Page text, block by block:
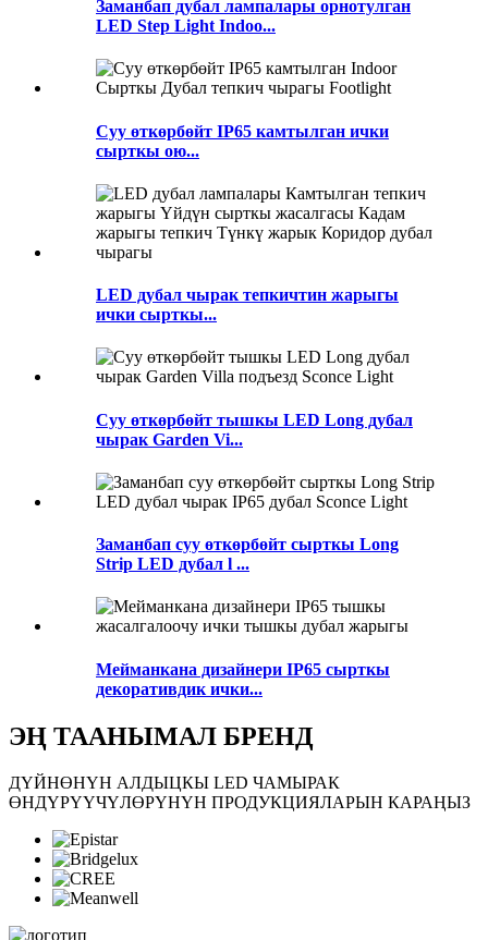
Заманбап дубал лампалары орнотулган
LED Step Light Indoo...
Суу өткөрбөйт IP65 камтылган ички
сырткы ою...
LED дубал чырак тепкичтин жарыгы
ички сырткы...
Суу өткөрбөйт тышкы LED Long дубал
чырак Garden Vi...
Заманбап суу өткөрбөйт сырткы Long
Strip LED дубал l ...
Мейманкана дизайнери IP65 сырткы
декоративдик ички...
ЭҢ ТААНЫМАЛ БРЕНД
ДҮЙНӨНҮН АЛДЫЦКЫ LED ЧАМЫРАК
ӨНДҮРҮҮЧҮЛӨРҮНҮН ПРОДУКЦИЯЛАРЫН КАРАҢЫЗ